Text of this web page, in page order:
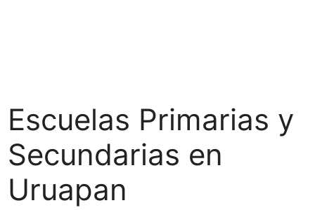
Escuelas Primarias y
Secundarias en
Uruapan